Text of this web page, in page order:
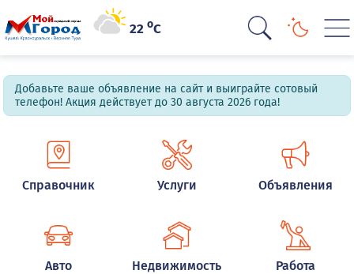
22oC
Добавьте ваше объявление на сайт и выиграйте сотовый
телефон! Акция действует до 30 августа 2026 года!
Справочник Услуги Объявления
Авто Недвижимость Работа